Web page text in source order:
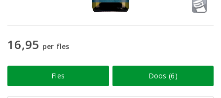
16,95 per fles
Fles Doos (6)